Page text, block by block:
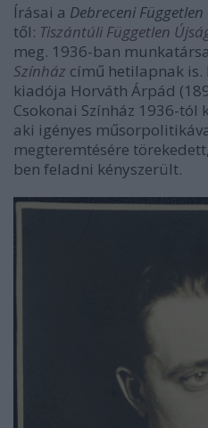
Írásai a Debreceni
től: Tiszántúli Független
meg. 1936-ban
Színház című hetilapnak
kiadója Horváth Árpád
Csokonai Színház 1936-tól
aki igényes
megteremtésére
ben feladni kényszerült.